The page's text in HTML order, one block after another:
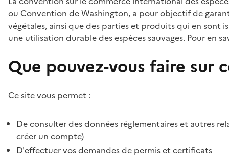
ou Convention de Washington, a pour objectif de
végétales, ainsi que des parties et produits qui en sont
une utilisation durable des espèces sauvages. Pour en
Que pouvez-vous faire sur
Ce site vous permet :
De consulter des données réglementaires et autres
créer un compte)
D'effectuer vos demandes de permis et certificats